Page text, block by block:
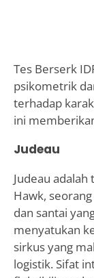
Tes Berserk
psikometrik
terhadap
ini
Judeau
Judeau
Hawk,
dan santai
menyatukan
sirkus yang
logistik. Sifat